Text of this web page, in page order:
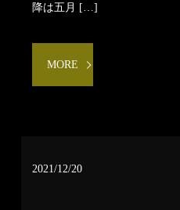
降は五月 […]
MORE
2021/12/20